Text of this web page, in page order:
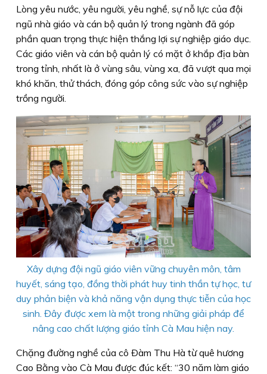
Lòng yêu nước, yêu người, yêu nghề, sự nỗ lực của đội
ngũ nhà giáo và cán bộ quản lý trong ngành đã góp
phần quan trọng thực hiện thắng lợi sự nghiệp giáo dục.
Các giáo viên và cán bộ quản lý có mặt ở khắp địa bàn
trong tỉnh, nhất là ở vùng sâu, vùng xa, đã vượt qua mọi
khó khăn, thử thách, đóng góp công sức vào sự nghiệp
trồng người.
Xây dựng đội ngũ giáo viên vững chuyên môn, tâm
huyết, sáng tạo, đồng thời phát huy tinh thần tự học, tư
duy phản biện và khả năng vận dụng thực tiễn của học
sinh. Đây được xem là một trong những giải pháp để
nâng cao chất lượng giáo tỉnh Cà Mau hiện nay.
Chặng đường nghề của cô Ðàm Thu Hà từ quê hương
Cao Bằng vào Cà Mau được đúc kết: “30 năm làm giáo